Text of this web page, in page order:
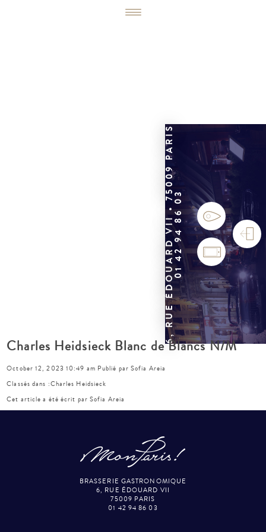
6, RUE ÉDOUARD VII • 75009 PARIS01 42 94 86 03
Charles Heidsieck Blanc de Blancs N/M
October 12, 2023 10:49 am Publié par Sofia Areia
Classés dans :Charles Heidsieck
Cet article a été écrit par Sofia Areia
BRASSERIE GASTRONOMIQUE
6, RUE ÉDOUARD VII
75009 PARIS
01 42 94 86 03